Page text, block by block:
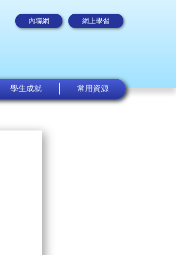
內聯網 網上學習
學生成就 常用資源